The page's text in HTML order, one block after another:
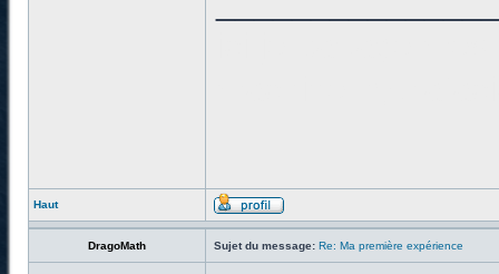
Haut
DragoMath Sujet du message: Re: Ma première expérience